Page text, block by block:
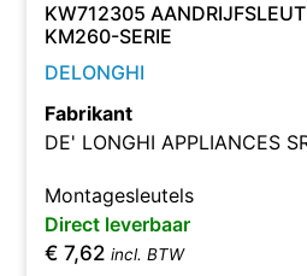
KW712305
KM260-SERIE
DELONGHI
Fabrikant
DE' LONGHI APPLIANCES
Montagesleutels
Direct leverbaar
€ 7,62 incl. BTW